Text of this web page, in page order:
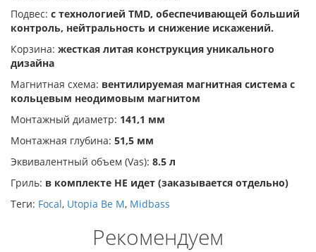
Подвес: с технологией TMD, обеспечивающей больший
контроль, нейтральность и снижение искажений.
Корзина: жесткая литая конструкция уникального
дизайна
Магнитная схема: вентилируемая магнитная система с
кольцевым неодимовым магнитом
Монтажный диаметр: 141,1 мм
Монтажная глубина: 51,5 мм
Эквивалентный объем (Vas): 8.5 л
Гриль: в комплекте НЕ идет (заказывается отдельно)
Теги: Focal, Utopia Be M, Midbass
Рекомендуем